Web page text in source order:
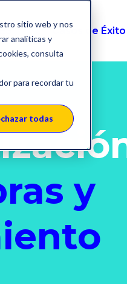
sitio web y nos
analíticas y
consulta
para recordar tu
todas
Casos de Éxito
y